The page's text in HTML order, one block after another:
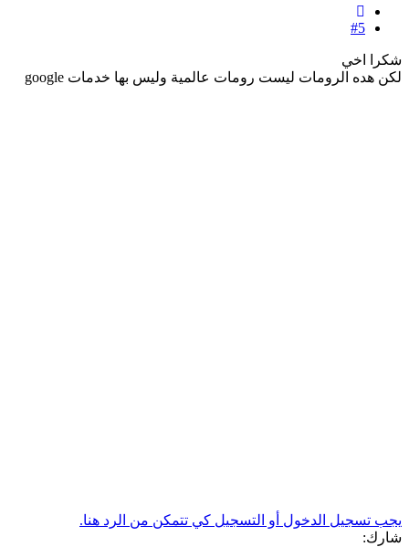
#5
شكرا اخي
لكن هده الرومات ليست رومات عالمية وليس بها خدمات google
يجب تسجيل الدخول أو التسجيل كي تتمكن من الرد هنا.
شارك: